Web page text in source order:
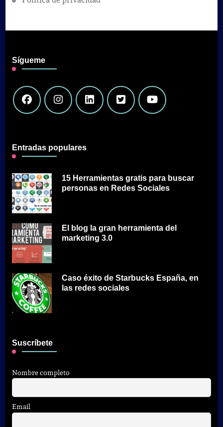
Sígueme
Entradas populares
15 Herramientas gratis para buscar
personas en Redes Sociales
El blog la gran herramienta del
marketing 3.0
Caso éxito de Starbucks España, en
las redes sociales
Suscríbete
Nombre completo
Email